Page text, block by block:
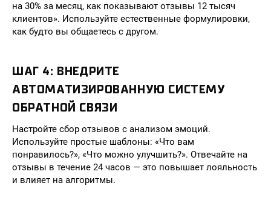
на 30% за месяц, как показывают отзывы 12 тысяч
клиентов». Используйте естественные формулировки,
как будто вы общаетесь с другом.
ШАГ 4: ВНЕДРИТЕ
АВТОМАТИЗИРОВАННУЮ СИСТЕМУ
ОБРАТНОЙ СВЯЗИ
Настройте сбор отзывов с анализом эмоций.
Используйте простые шаблоны: «Что вам
понравилось?», «Что можно улучшить?». Отвечайте на
отзывы в течение 24 часов — это повышает лояльность
и влияет на алгоритмы.